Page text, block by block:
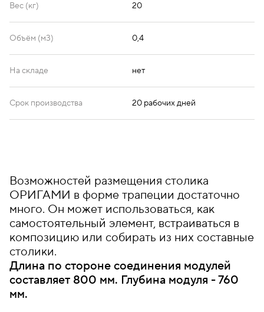
Вес (кг) 20
Объём (м3) 0,4
На складе нет
Срок производства 20 рабочих дней
Возможностей размещения столика
ОРИГАМИ в форме трапеции достаточно
много. Он может использоваться, как
самостоятельный элемент, встраиваться в
композицию или собирать из них составные
столики.
Длина по стороне соединения модулей
составляет 800 мм. Глубина модуля - 760
мм.